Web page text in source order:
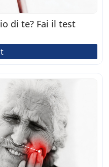
di te? Fai il test